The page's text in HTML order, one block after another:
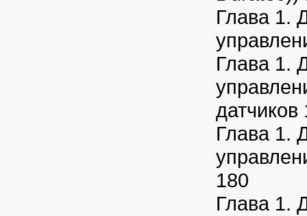
Глава 1.
Глава 1.
датчиков
Глава 1.
180
Глава 1.